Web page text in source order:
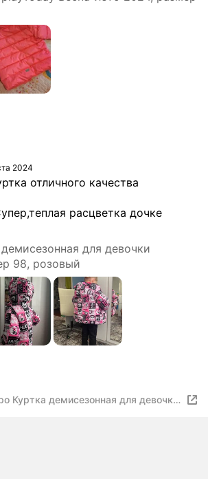
2024
отличного качества
расцветка дочке
для девочки
98, розовый
Куртка демисезонная для девочки